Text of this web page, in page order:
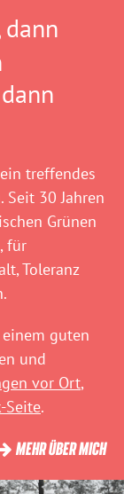
treffendes
30 Jahren
Grünen
für
Toleranz
guten
und
vor Ort,
Seite.
MEHR ÜBER MICH